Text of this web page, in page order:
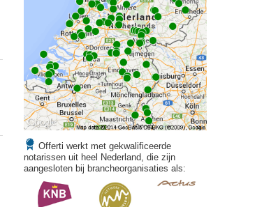
Offerti werkt met gekwalificeerde
notarissen uit heel Nederland, die zijn
aangesloten bij brancheorganisaties als: